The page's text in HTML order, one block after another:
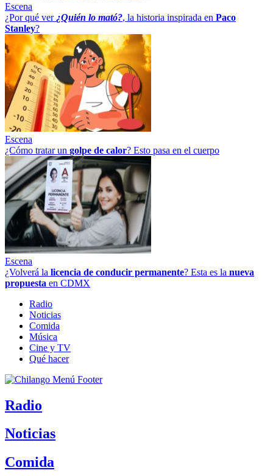
Escena
¿Por qué ver ¿Quién lo mató?, la historia inspirada en Paco
Stanley?
Escena
¿Cómo tratar un golpe de calor? Esto pasa en el cuerpo
Escena
¿Volverá la licencia de conducir permanente? Esta es la nueva
propuesta en CDMX
Radio
Noticias
Comida
Música
Cine y TV
Qué hacer
Radio
Noticias
Comida